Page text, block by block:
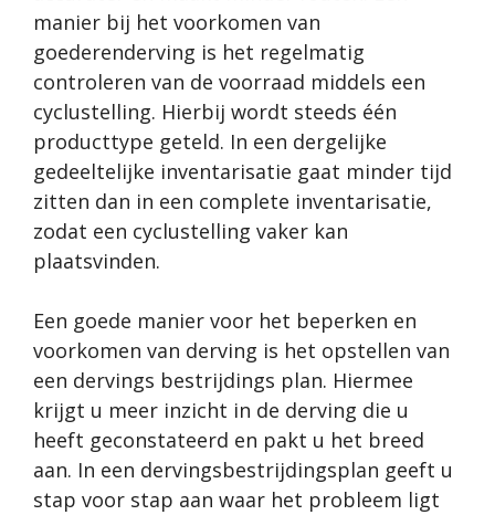
manier bij het voorkomen van
goederenderving is het regelmatig
controleren van de voorraad middels een
cyclustelling. Hierbij wordt steeds één
producttype geteld. In een dergelijke
gedeeltelijke inventarisatie gaat minder tijd
zitten dan in een complete inventarisatie,
zodat een cyclustelling vaker kan
plaatsvinden.
Een goede manier voor het beperken en
voorkomen van derving is het opstellen van
een dervings bestrijdings plan. Hiermee
krijgt u meer inzicht in de derving die u
heeft geconstateerd en pakt u het breed
aan. In een dervingsbestrijdingsplan geeft u
stap voor stap aan waar het probleem ligt